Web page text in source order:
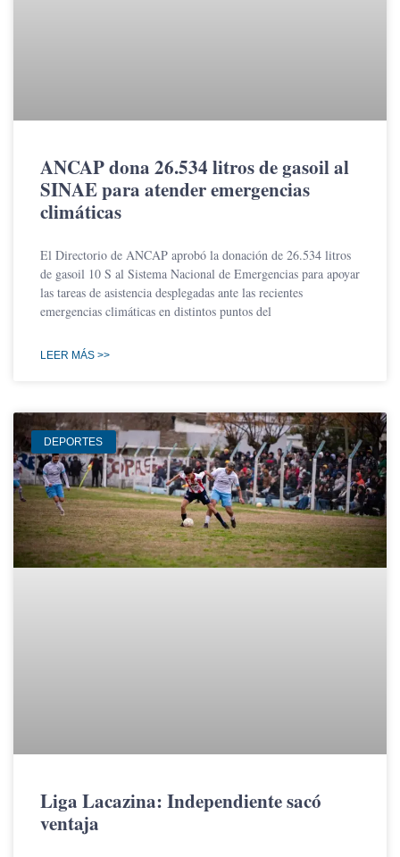
ANCAP dona 26.534 litros de gasoil al
SINAE para atender emergencias
climáticas
El Directorio de ANCAP aprobó la donación de 26.534 litros
de gasoil 10 S al Sistema Nacional de Emergencias para apoyar
las tareas de asistencia desplegadas ante las recientes
emergencias climáticas en distintos puntos del
LEER MÁS >>
DEPORTES
Liga Lacazina: Independiente sacó
ventaja